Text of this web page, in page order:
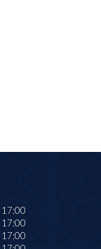
17:00
17:00
17:00